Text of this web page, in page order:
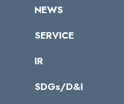
トップメッセージ
ミッション／ビジョン
パートナー企業一覧
NEWS
サイバーニュース
SERVICE
カテゴリー別サービス
IR
IRカレンダー
SDGs/D&I